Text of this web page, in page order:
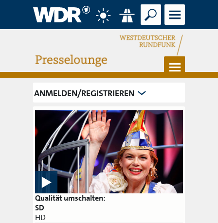
Verkehr
Suche Menü
Menü
ANMELDEN/REGISTRIEREN
Qualität umschalten:
SD
HD